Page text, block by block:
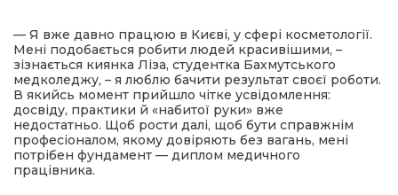
— Я вже давно працюю в Києві, у сфері косметології.
Мені подобається робити людей красивішими, –
зізнається киянка Ліза, студентка Бахмутського
медколеджу, – я люблю бачити результат своєї роботи.
В якийсь момент прийшло чітке усвідомлення:
досвіду, практики й «набитої руки» вже
недостатньо. Щоб рости далі, щоб бути справжнім
професіоналом, якому довіряють без вагань, мені
потрібен фундамент — диплом медичного
працівника.